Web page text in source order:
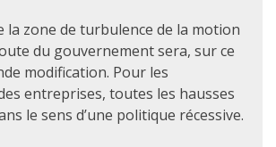
la zone de turbulence de la motion
du gouvernement sera, sur ce
modification. Pour les
entreprises, toutes les hausses
le sens d’une politique récessive.